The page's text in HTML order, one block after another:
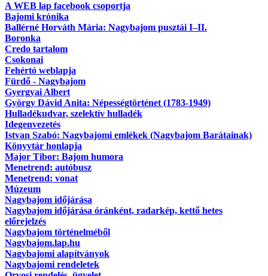
A WEB lap facebook csoportja
Bajomi krónika
Ballérné Horváth Mária: Nagybajom pusztái I–II.
Boronka
Credo tartalom
Csokonai
Fehértó weblapja
Fürdő - Nagybajom
Gyergyai Albert
György Dávid Anita: Népességtörténet (1783-1949)
Hulladékudvar, szelektív hulladék
Idegenvezetés
Istvan Szabó: Nagybajomi emlékek (Nagybajom Barátainak)
Könyvtár honlapja
Major Tibor: Bajom humora
Menetrend: autóbusz
Menetrend: vonat
Múzeum
Nagybajom időjárása
Nagybajom időjárása óránként, radarkép, kettő hetes
előrejelzés
Nagybajom történelméből
Nagybajom.lap.hu
Nagybajomi alapítványok
Nagybajomi rendeletek